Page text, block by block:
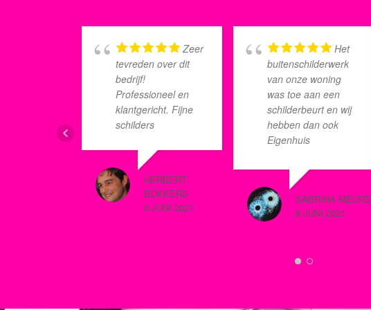
Zeer
tevreden over dit
bedrijf!
Professioneel en
klantgericht. Fijne
schilders
HERBERT
BOKKERS
8 JUNI 2021
Het
buitenschilderwerk
van onze woning
was toe aan een
schilderbeurt en wij
hebben dan ook
Eigenhuis
ingeschakeld om dit
uit te voeren. Voor
een vast
maandbedrag per
meer naar het
nulbeurt uitgevoerd,
SABRINA MEURS
8 JUNI 2021